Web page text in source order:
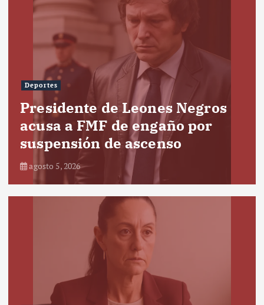
Deportes
Presidente de Leones Negros
acusa a FMF de engaño por
suspensión de ascenso
agosto 5, 2026